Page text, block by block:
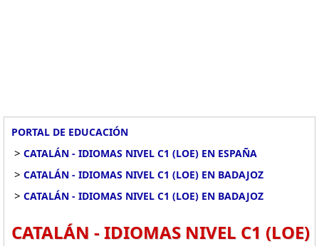
PORTAL DE EDUCACIÓN
> CATALÁN - IDIOMAS NIVEL C1 (LOE) EN ESPAÑA
> CATALÁN - IDIOMAS NIVEL C1 (LOE) EN BADAJOZ
> CATALÁN - IDIOMAS NIVEL C1 (LOE) EN BADAJOZ
CATALÁN - IDIOMAS NIVEL C1 (LOE)